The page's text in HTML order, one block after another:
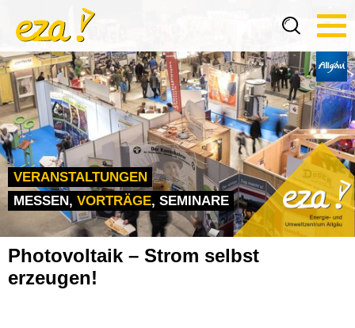
VERANSTALTUNGEN
MESSEN, VORTRÄGE, SEMINARE
Photovoltaik – Strom selbst
erzeugen!